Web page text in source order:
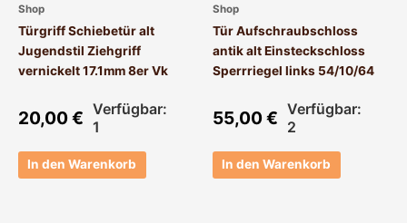
Shop
Türgriff Schiebetür alt
Jugendstil Ziehgriff
vernickelt 17.1mm 8er Vk
20,00€ Verfügbar:
1
In den Warenkorb
Shop
Tür Aufschraubschloss
antik alt Einsteckschloss
Sperrriegel links 54/10/64
55,00€ Verfügbar:
2
In den Warenkorb